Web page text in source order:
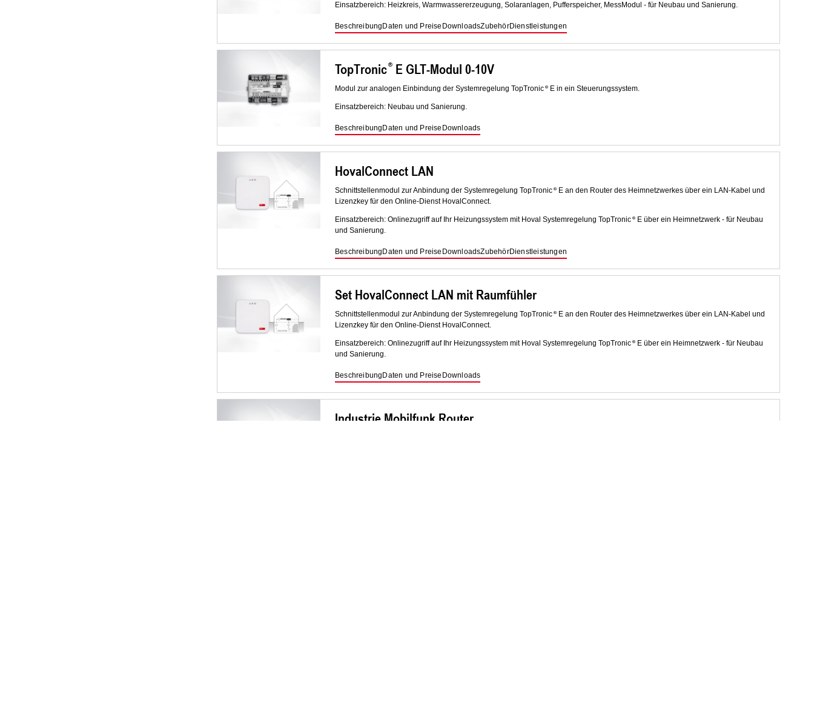
Einsatzbereich: Heizkreis, Warmwassererzeugung, Solaranlagen, Pufferspeicher, MessModul - für Neubau und Sanierung.
Beschreibung Daten und Preise DownloadsZubehörDienstleistungen
TopTronic E GLT-Modul 0-10V
Modul zur analogen Einbindung der Systemregelung TopTronic E in ein Steuerungssystem.
Einsatzbereich: Neubau und Sanierung.
Beschreibung Daten und Preise Downloads
HovalConnect LAN
Schnittstellenmodul zur Anbindung der Systemregelung TopTronic
E an den Router des Heimnetzwerkes über ein LAN-Kabel und
Lizenzkey für den Online-Dienst HovalConnect.
Einsatzbereich: Onlinezugriff auf Ihr Heizungssystem mit Hoval Systemregelung TopTronic
E über ein Heimnetzwerk - für Neubau
und Sanierung.
Beschreibung Daten und Preise DownloadsZubehörDienstleistungen
Set HovalConnect LAN mit Raumfühler
Schnittstellenmodul zur Anbindung der Systemregelung TopTronic
E an den Router des Heimnetzwerkes über ein LAN-Kabel und
Lizenzkey für den Online-Dienst HovalConnect.
Einsatzbereich: Onlinezugriff auf Ihr Heizungssystem mit Hoval Systemregelung TopTronic
E über ein Heimnetzwerk - für Neubau
und Sanierung.
Beschreibung Daten und Preise Downloads
Industrie Mobilfunk Router